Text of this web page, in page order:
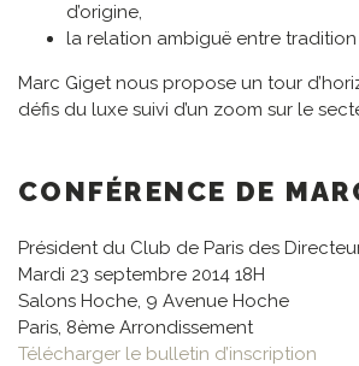
d’origine,
la relation ambiguë entre
Marc Giget nous propose un tour
défis du luxe suivi d’un zoom sur le
CONFÉRENCE DE
Président du Club de Paris des
Mardi 23 septembre 2014 18H
Salons Hoche, 9 Avenue Hoche
Paris, 8ème Arrondissement
Télécharger le bulletin d’inscription